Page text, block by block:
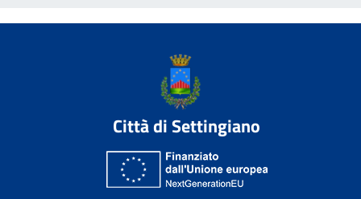
Città di Settingiano